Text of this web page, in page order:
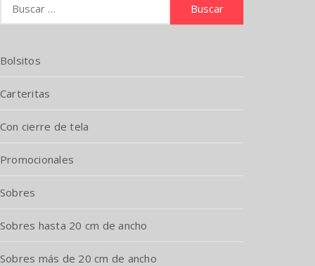
Bolsitos
Carteritas
Con cierre de tela
Promocionales
Sobres
Sobres hasta 20 cm de ancho
Sobres más de 20 cm de ancho